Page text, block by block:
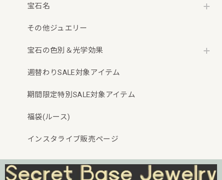
宝石名
その他ジュエリー
宝石の色別＆光学効果
週替わりSALE対象アイテム
期間限定特別SALE対象アイテム
福袋(ルース)
インスタライブ販売ページ